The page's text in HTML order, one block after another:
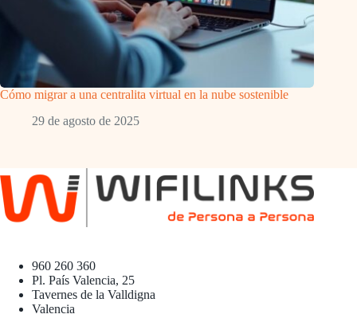
Cómo migrar a una centralita virtual en la nube sostenible
29 de agosto de 2025
960 260 360
Pl. País Valencia, 25
Tavernes de la Valldigna
Valencia